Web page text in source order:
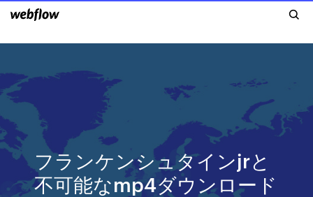
フランケンシュタインjrと
不可能なmp4ダウンロード